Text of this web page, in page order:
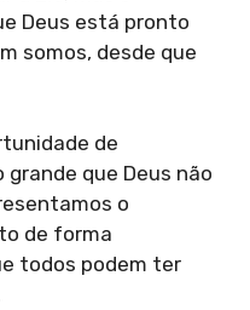
Deus está pronto
somos, desde que
de
grande que Deus não
o
de forma
todos podem ter